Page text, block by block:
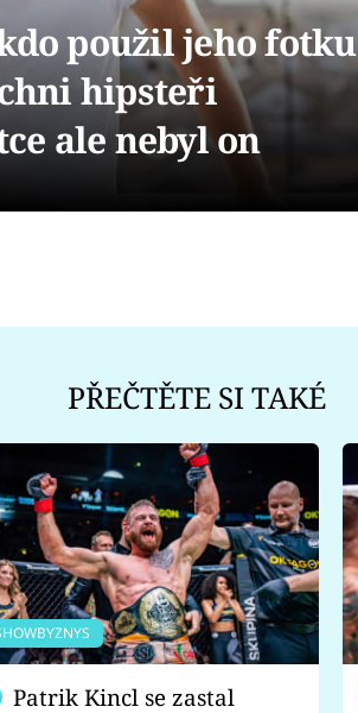
použil jeho fotku
hipsteři
ale nebyl on
PŘEČTĚTE SI TAKÉ